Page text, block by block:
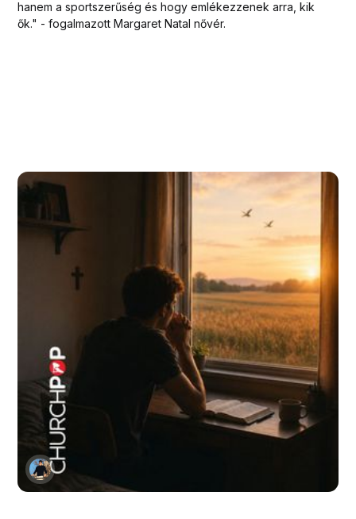
hanem a sportszerűség és hogy emlékezzenek arra, kik
ők." - fogalmazott Margaret Natal nővér.